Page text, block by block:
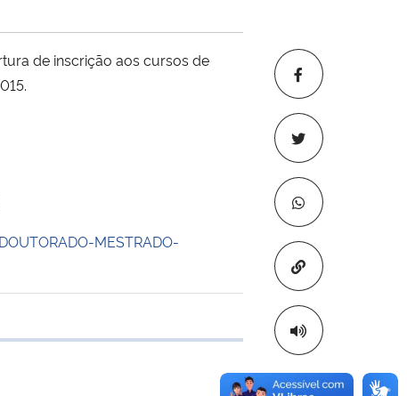
Copiar para
de inscrição aos cursos de
MESTRADO-
transferência